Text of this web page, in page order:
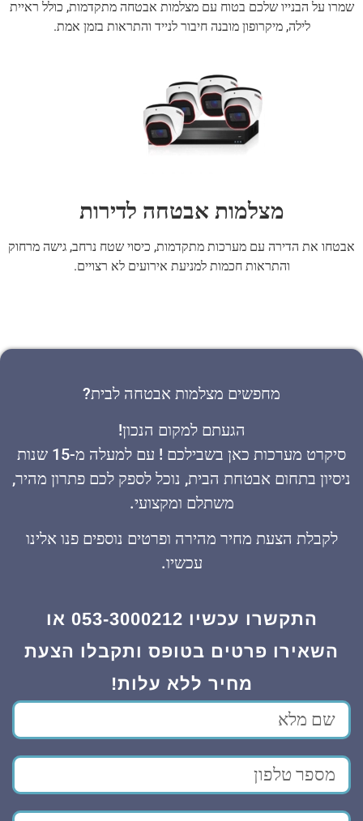
שמרו על הבנייו שלכם בטוח עם מצלמות אבטחה מתקדמות, כולל ראיית
לילה, מיקרופון מובנה חיבור לנייד והתראות בזמן אמת.
מצלמות אבטחה לדירות
אבטחו את הדירה עם מערכות מתקדמות, כיסוי שטח נרחב, גישה מרחוק
והתראות חכמות למניעת אירועים לא רצויים.
מחפשים מצלמות אבטחה לבית?
הגעתם למקום הנכון!
סיקרט מערכות כאן בשבילכם ! עם למעלה מ-15 שנות
ניסיון בתחום אבטחת הבית, נוכל לספק לכם פתרון מהיר,
משתלם ומקצועי.
לקבלת הצעת מחיר מהירה ופרטים נוספים פנו אלינו
עכשיו.
התקשרו עכשיו 053-3000212 או
השאירו פרטים בטופס ותקבלו הצעת
מחיר ללא עלות!